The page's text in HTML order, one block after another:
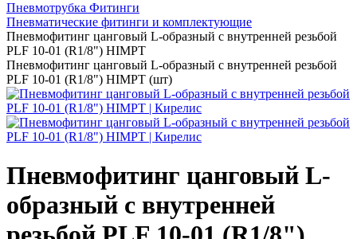
Пневмотрубка Фитинги
Пневматические фитинги и комплектующие
Пневмофитинг цанговый L-образный с внутренней резьбой
PLF 10-01 (R1/8") HIMPT
Пневмофитинг цанговый L-образный с внутренней резьбой
PLF 10-01 (R1/8") HIMPT (шт)
Пневмофитинг цанговый L-
образный с внутренней